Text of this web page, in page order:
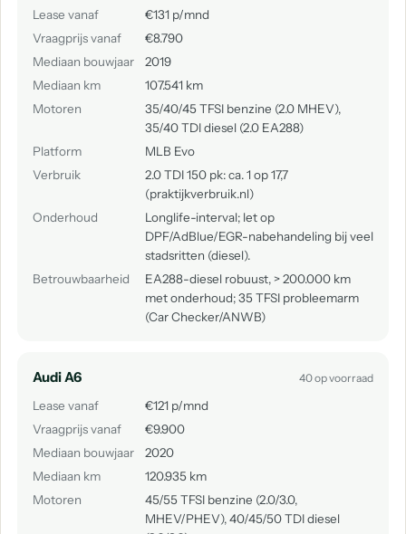
Lease vanaf
€131 p/mnd
Vraagprijs vanaf
€8.790
Mediaan bouwjaar
2019
Mediaan km
107.541 km
Motoren
35/40/45 TFSI benzine (2.0 MHEV),
35/40 TDI diesel (2.0 EA288)
Platform
MLB Evo
Verbruik
2.0 TDI 150 pk: ca. 1 op 17,7
(praktijkverbruik.nl)
Onderhoud
Longlife-interval; let op
DPF/AdBlue/EGR-nabehandeling bij veel
stadsritten (diesel).
Betrouwbaarheid
EA288-diesel robuust, > 200.000 km
met onderhoud; 35 TFSI probleemarm
(Car Checker/ANWB)
Audi A6 40 op voorraad
Lease vanaf
€121 p/mnd
Vraagprijs vanaf
€9.900
Mediaan bouwjaar
2020
Mediaan km
120.935 km
Motoren
45/55 TFSI benzine (2.0/3.0,
MHEV/PHEV), 40/45/50 TDI diesel